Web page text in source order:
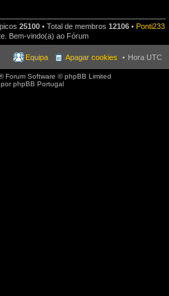
25100 • Total de membros 12106 • Ponti233
Bem-vindo(a) ao Fórum
Hora UTC
Apagar cookies
Equipa
Forum Software © phpBB Limited
phpBB Portugal